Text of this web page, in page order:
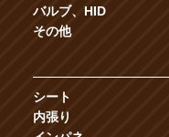
バルブ、HID
その他
シート
内張り